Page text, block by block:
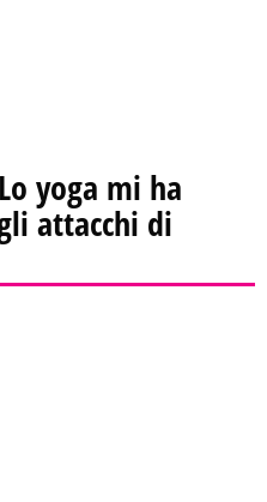
yoga mi ha
attacchi di